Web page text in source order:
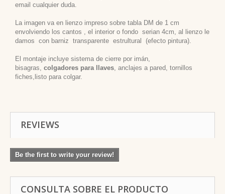
email cualquier duda.
La imagen va en lienzo impreso sobre tabla DM de 1 cm
envolviendo los cantos , el interior o fondo serian 4cm, al lienzo le
damos con barniz transparente estrultural (efecto pintura).
El montaje incluye sistema de cierre por imán,
bisagras, colgadores para llaves , anclajes a pared, tornillos
fiches,listo para colgar.
REVIEWS
Be the first to write your review!
CONSULTA SOBRE EL PRODUCTO